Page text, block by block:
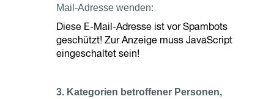
Mail-Adresse wenden:
Diese E-Mail-Adresse ist vor Spambots
geschützt! Zur Anzeige muss JavaScript
eingeschaltet sein!
3. Kategorien betroffener Personen,